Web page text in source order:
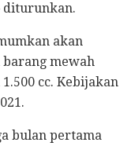
diturunkan.
akan
mewah
cc. Kebijakan
bulan pertama